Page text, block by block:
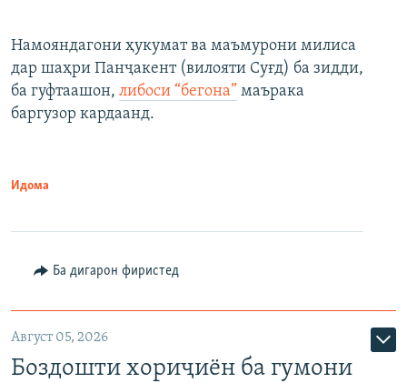
Намояндагони ҳукумат ва маъмурони милиса
дар шаҳри Панҷакент (вилояти Суғд) ба зидди,
ба гуфтаашон, либоси “бегона” маърака
баргузор кардаанд.
Идома
Ба дигарон фиристед
Август 05, 2026
Боздошти хориҷиён ба гумони